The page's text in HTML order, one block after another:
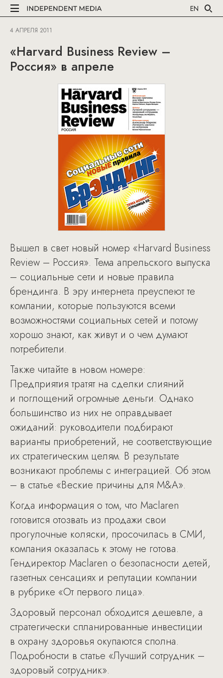
EN
4 АПРЕЛЯ 2011
«Harvard Business Review –
Россия» в апреле
Вышел в свет новый номер «Harvard Business
Review – Россия». Тема апрельского выпуска
– социальные сети и новые правила
брендинга. В эру интернета преуспеют те
компании, которые пользуются всеми
возможностями социальных сетей и потому
хорошо знают, как живут и о чем думают
потребители.
Также читайте в новом номере:
Предприятия тратят на сделки слияний
и поглощений огромные деньги. Однако
большинство из них не оправдывает
ожиданий: руководители подбирают
варианты приобретений, не соответствующие
их стратегическим целям. В результате
возникают проблемы с интеграцией. Об этом
– в статье «Веские причины для M&A».
Когда информация о том, что Maclaren
готовится отозвать из продажи свои
прогулочные коляски, просочилась в СМИ,
компания оказалась к этому не готова.
Гендиректор Maclaren о безопасности детей,
газетных сенсациях и репутации компании
в рубрике «От первого лица».
Здоровый персонал обходится дешевле, а
стратегически спланированные инвестиции
в охрану здоровья окупаются сполна.
Подробности в статье «Лучший сотрудник –
здоровый сотрудник».